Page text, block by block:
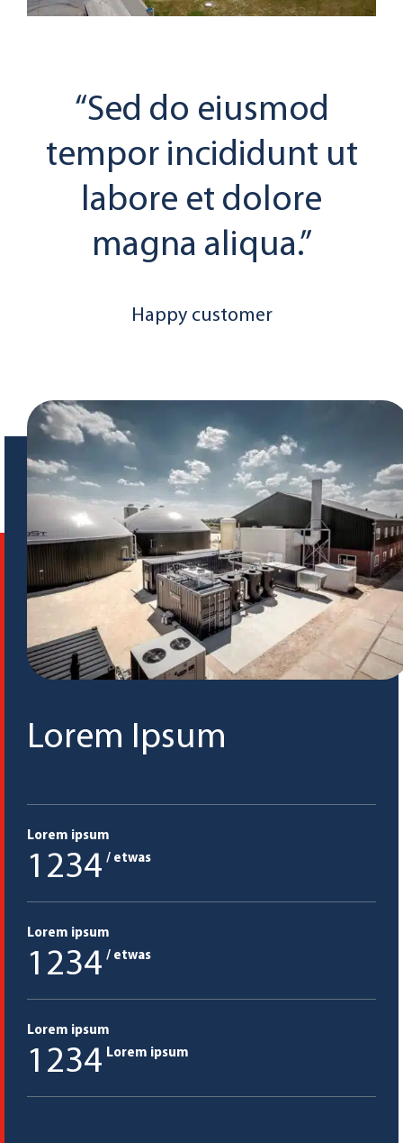
“Sed do eiusmod
tempor incididunt ut
labore et dolore
magna aliqua.”
Happy customer
Lorem Ipsum
Lorem ipsum
1234 / etwas
Lorem ipsum
1234 / etwas
Lorem ipsum
1234 Lorem ipsum